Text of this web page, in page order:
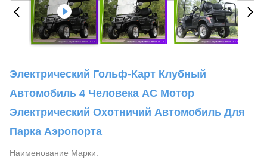
Электрический Гольф-Карт Клубный
Автомобиль 4 Человека AC Мотор
Электрический Охотничий Автомобиль Для
Парка Аэропорта
Наименование Марки: